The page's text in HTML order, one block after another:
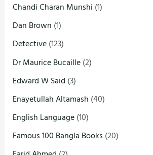
Chandi Charan Munshi (1)
Dan Brown (1)
Detective(123)
Dr Maurice Bucaille(2)
Edward W Said (3)
Enayetullah Altamash (40)
English Language(10)
Famous 100 Bangla Books (20)